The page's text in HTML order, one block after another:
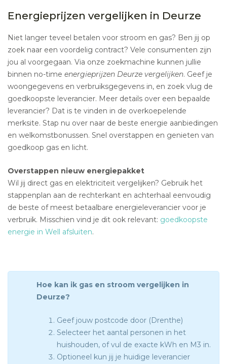
Energieprijzen vergelijken in Deurze
Niet langer teveel betalen voor stroom en gas? Ben jij op
zoek naar een voordelig contract? Vele consumenten zijn
jou al voorgegaan. Via onze zoekmachine kunnen jullie
binnen no-time energieprijzen Deurze vergelijken. Geef je
woongegevens en verbruiksgegevens in, en zoek vlug de
goedkoopste leverancier. Meer details over een bepaalde
leverancier? Dat is te vinden in de overkoepelende
merksite. Stap nu over naar de beste energie aanbiedingen
en welkomstbonussen. Snel overstappen en genieten van
goedkoop gas en licht.
Overstappen nieuw energiepakket
Wil jij direct gas en elektriciteit vergelijken? Gebruik het
stappenplan aan de rechterkant en achterhaal eenvoudig
de beste of meest betaalbare energieleverancier voor je
verbruik. Misschien vind je dit ook relevant: goedkoopste
energie in Well afsluiten.
Hoe kan ik gas en stroom vergelijken in
Deurze?
Geef jouw postcode door (Drenthe)
Selecteer het aantal personen in het
huishouden, of vul de exacte kWh en M3 in.
Optioneel kun jij je huidige leverancier